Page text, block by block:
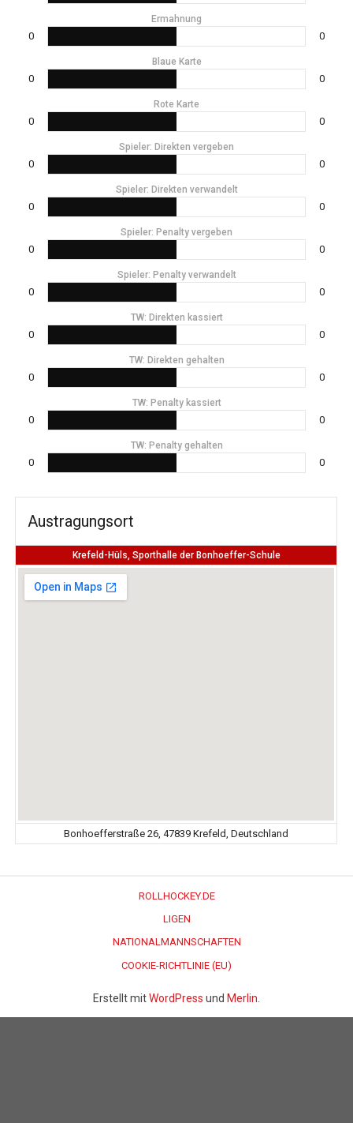
Ermahnung
0 0
Blaue Karte
0 0
Rote Karte
0 0
Spieler: Direkten vergeben
0 0
Spieler: Direkten verwandelt
0 0
Spieler: Penalty vergeben
0 0
Spieler: Penalty verwandelt
0 0
TW: Direkten kassiert
0 0
TW: Direkten gehalten
0 0
TW: Penalty kassiert
0 0
TW: Penalty gehalten
0 0
Austragungsort
Krefeld-Hüls, Sporthalle der Bonhoeffer-Schule
Bonhoefferstraße 26, 47839 Krefeld, Deutschland
ROLLHOCKEY.DE
LIGEN
NATIONALMANNSCHAFTEN
COOKIE-RICHTLINIE (EU)
Erstellt mitWordPress und Merlin